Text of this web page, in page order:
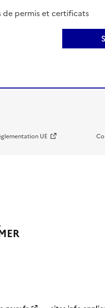
de permis et certificats
UE